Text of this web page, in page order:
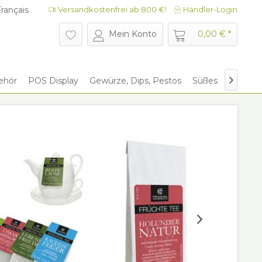
Versandkostenfrei ab 800 €! Händler-Login
Mein Konto 0,00 € *
POS Display Gewürze, Dips, Pestos Süßes Give
